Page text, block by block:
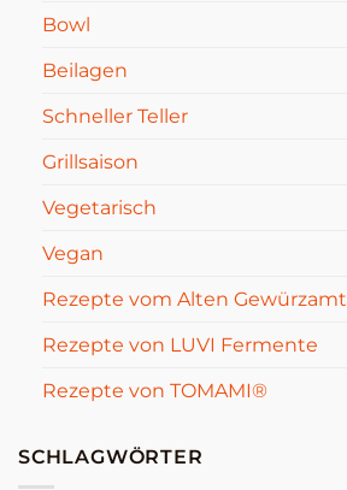
Bowl
Beilagen
Schneller Teller
Grillsaison
Vegetarisch
Vegan
Rezepte vom Alten Gewürzamt
Rezepte von LUVI Fermente
Rezepte von TOMAMI®
SCHLAGWÖRTER